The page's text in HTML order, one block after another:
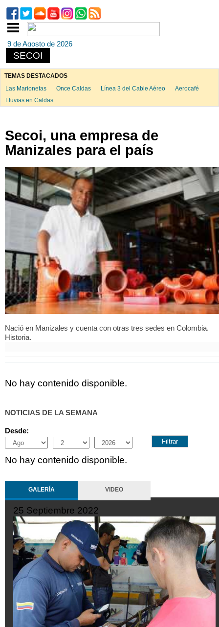
9 de Agosto de 2026
SECOI
TEMAS DESTACADOS
Las Marionetas
Once Caldas Línea 3 del Cable Aéreo
Aerocafé
Lluvias en Caldas
Secoi, una empresa de
Manizales para el país
Nació en Manizales y cuenta con otras tres sedes en Colombia.
Historia.
No hay contenido disponible.
NOTICIAS DE LA SEMANA
Desde:
Month
Day Year
No hay contenido disponible.
GALERÍA VIDEO
19 Septiembre 2022